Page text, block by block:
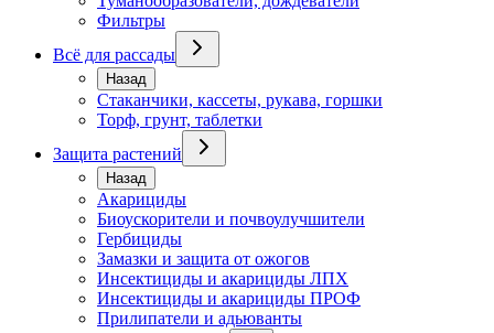
Фильтры
Всё для рассады
Назад
Стаканчики, кассеты, рукава, горшки
Торф, грунт, таблетки
Защита растений
Назад
Акарициды
Биоускорители и почвоулучшители
Гербициды
Замазки и защита от ожогов
Инсектициды и акарициды ЛПХ
Инсектициды и акарициды ПРОФ
Прилипатели и адьюванты